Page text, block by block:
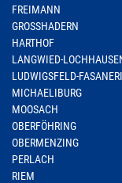
FREIMANN
GROSSHADERN
HARTHOF
LANGWIED-
LUDWIGSFELD-
MICHAELIBURG
MOOSACH
OBERFÖHRING
OBERMENZING
PERLACH
RIEM